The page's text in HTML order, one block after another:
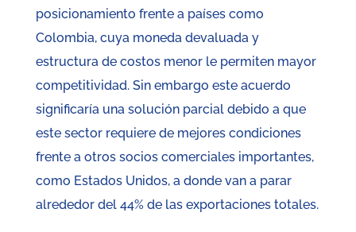
posicionamiento frente a países como
Colombia, cuya moneda devaluada y
estructura de costos menor le permiten mayor
competitividad. Sin embargo este acuerdo
significaría una solución parcial debido a que
este sector requiere de mejores condiciones
frente a otros socios comerciales importantes,
como Estados Unidos, a donde van a parar
alrededor del 44% de las exportaciones totales.